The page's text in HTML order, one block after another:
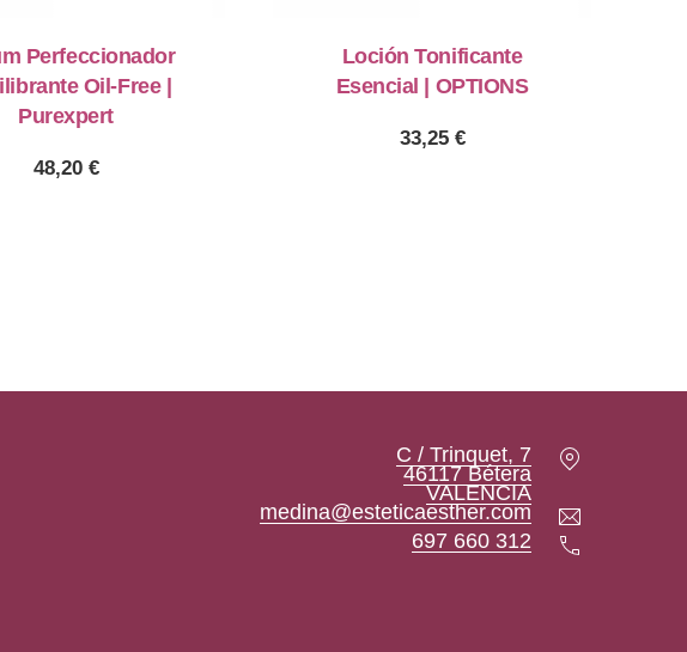
Perfeccionador
Oil-Free |
Purexpert
48,20 €
Loción Tonificante
Esencial | OPTIONS
33,25 €
C / Trinquet, 7
46117 Bétera
VALENCIANew Window
medina@esteticaesther.com
697 660 312